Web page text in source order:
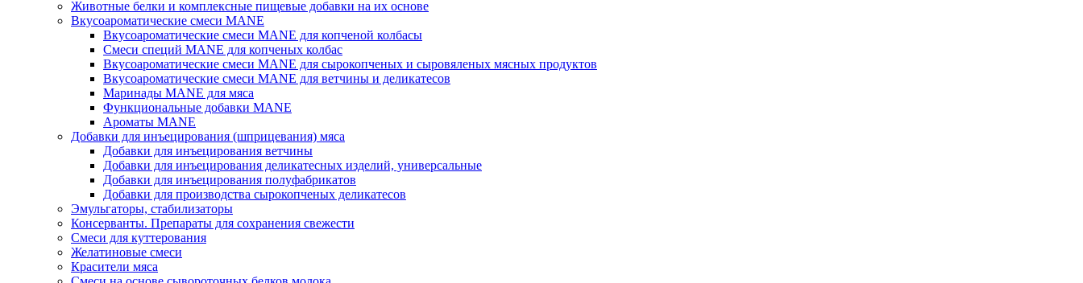
Животные белки и комплексные пищевые добавки на их основе
Вкусоароматические смеси MANE
Вкусоароматические смеси MANE для копченой колбасы
Смеси специй MANE для копченых колбас
Вкусоароматические смеси MANE для сырокопченых и сыровяленых мясных продуктов
Вкусоароматические смеси MANE для ветчины и деликатесов
Маринады MANE для мяса
Функциональные добавки MANE
Ароматы MANE
Добавки для инъецирования (шприцевания) мяса
Добавки для инъецирования ветчины
Добавки для инъецирования деликатесных изделий, универсальные
Добавки для инъецирования полуфабрикатов
Добавки для производства сырокопченых деликатесов
Эмульгаторы, стабилизаторы
Консерванты. Препараты для сохранения свежести
Смеси для куттерования
Желатиновые смеси
Красители мяса